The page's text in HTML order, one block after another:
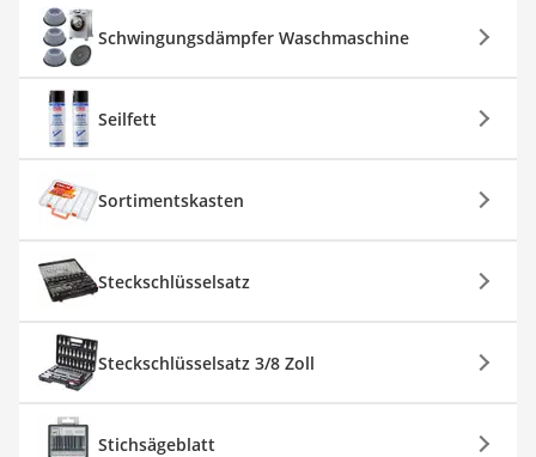
Schwingungsdämpfer Waschmaschine
Seilfett
Sortimentskasten
Steckschlüsselsatz
Steckschlüsselsatz 3/8 Zoll
Stichsägeblatt